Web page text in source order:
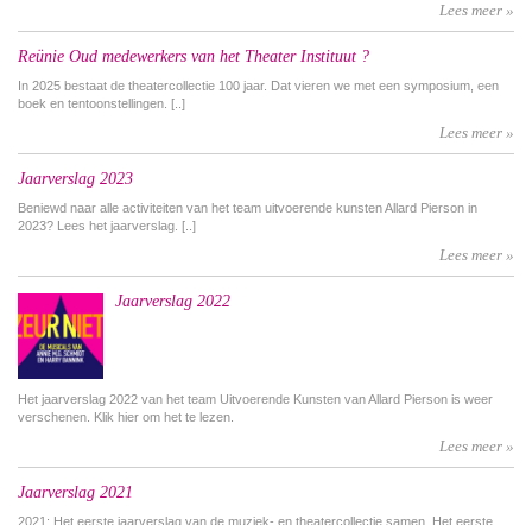
Lees meer »
Reünie Oud medewerkers van het Theater Instituut ?
In 2025 bestaat de theatercollectie 100 jaar. Dat vieren we met een symposium, een
boek en tentoonstellingen. [..]
Lees meer »
Jaarverslag 2023
Beniewd naar alle activiteiten van het team uitvoerende kunsten Allard Pierson in
2023? Lees het jaarverslag. [..]
Lees meer »
Jaarverslag 2022
Het jaarverslag 2022 van het team Uitvoerende Kunsten van Allard Pierson is weer
verschenen. Klik hier om het te lezen.
Lees meer »
Jaarverslag 2021
2021: Het eerste jaarverslag van de muziek- en theatercollectie samen. Het eerste